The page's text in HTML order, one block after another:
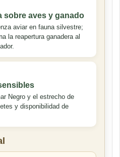
sobre aves y ganado
aviar en fauna silvestre;
la reapertura ganadera al
Negro y el estrecho de
y disponibilidad de